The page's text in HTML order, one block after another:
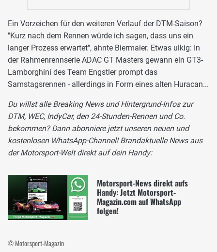
Ein Vorzeichen für den weiteren Verlauf der DTM-Saison?
"Kurz nach dem Rennen würde ich sagen, dass uns ein
langer Prozess erwartet", ahnte Biermaier. Etwas ulkig: In
der Rahmenrennserie ADAC GT Masters gewann ein GT3-
Lamborghini des Team Engstler prompt das
Samstagsrennen - allerdings in Form eines alten Huracan...
Du willst alle Breaking News und Hintergrund-Infos zur
DTM, WEC, IndyCar, den 24-Stunden-Rennen und Co.
bekommen? Dann abonniere jetzt unseren neuen und
kostenlosen WhatsApp-Channel! Brandaktuelle News aus
der Motorsport-Welt direkt auf dein Handy:
Motorsport-News direkt aufs
Handy: Jetzt Motorsport-
Magazin.com auf WhatsApp
folgen!
© Motorsport-Magazin